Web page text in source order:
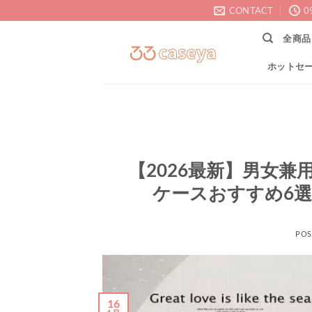
to
CONTACT
全商品
ホットセ
【2026最新】男女
ケースおすすめ6
16